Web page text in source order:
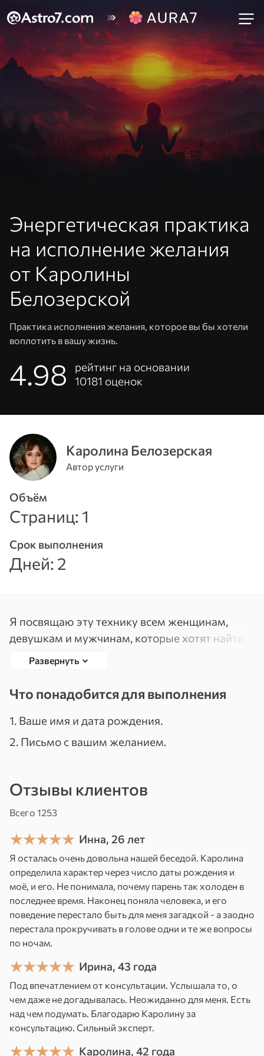
эл. почты
или
телефон
Пароль
Войти
Вспомнить
пароль
Зарегистрироваться
Энергетическая практика
на исполнение желания
от Каролины
Белозерской
Практика исполнения желания, которое вы бы хотели
воплотить в вашу жизнь.
4.98
рейтинг на основании
10181 оценок
Каролина Белозерская
Автор услуги
Объём
Страниц: 1
Срок выполнения
Дней: 2
Я посвящаю эту технику всем женщинам,
девушкам и мужчинам, которые хотят найти
свою «вторую половинку» или создать
крепкие надежные отношения с тем
мужчиной (или женщиной), которые есть
на сегодняшний день, но по каким-то
причинам не складывается. Тем, кто хочет
материального достатка, хорошей работы,
Чтобы успешно реализовать ваше желание —
мы вместе будем корректировать
вы хотели бы притянуть в вашу жизнь.
Вы пишете то, что вы хотите: взаимная
любовь, брак, материальный достаток,
полная чаша в доме, удача, хорошая работа.
Особенно сильные дни — церковные
праздники, день рождения человека,
полнолуние (3 дня), Рождество, Новый год...
Для женщин лучше проводить в «женские»
дни (среда, пятница, суббота, воскресенье),
для мужчин в «мужские» (понедельник,
вторник, четверг).
Развернуть
Что понадобится для выполнения
1. Ваше имя и дата рождения.
2. Письмо с вашим желанием.
Отзывы клиентов
Всего 1253
Инна, 26 лет
Я осталась очень довольна нашей беседой. Каролина
определила характер через число даты рождения и
моё, и его. Не понимала, почему парень так холоден в
последнее время. Наконец поняла человека, и его
поведение перестало быть для меня загадкой - а заодно
перестала прокручивать в голове одни и те же вопросы
по ночам.
Ирина, 43 года
Под впечатлением от консультации. Услышала то, о
чем даже не догадывалась. Неожиданно для меня. Есть
над чем подумать. Благодарю Каролину за
консультацию. Сильный эксперт.
Каролина, 42 года